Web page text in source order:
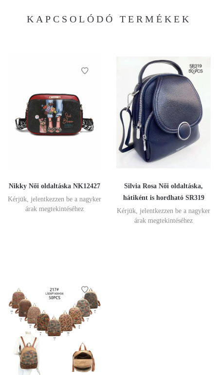
KAPCSOLÓDÓ TERMÉKEK
Nikky Női oldaltáska NK12427
Kérjük, jelentkezzen be a nagyker
árak megtekintéséhez
Silvia Rosa Női oldaltáska,
hátiként is hordható SR319
Kérjük, jelentkezzen be a nagyker
árak megtekintéséhez